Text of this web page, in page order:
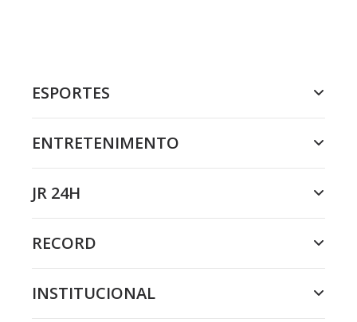
ESPORTES
ENTRETENIMENTO
JR 24H
RECORD
INSTITUCIONAL